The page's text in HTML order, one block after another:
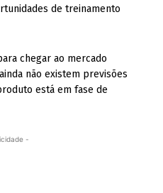
de treinamento
chegar ao mercado
não existem previsões
está em fase de
-